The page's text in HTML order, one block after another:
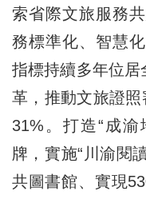
索省際文旅服務
務標準化、智慧
指標持續多年位居
革，推動文旅證
31%。打造“成
牌，實施“川渝閱
共圖書館、實現